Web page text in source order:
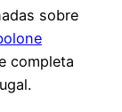
sobre
completa